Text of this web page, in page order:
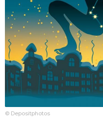
© Depositphotos